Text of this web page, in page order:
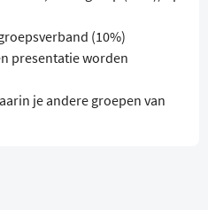
(10%)
presentatie worden
je andere groepen van